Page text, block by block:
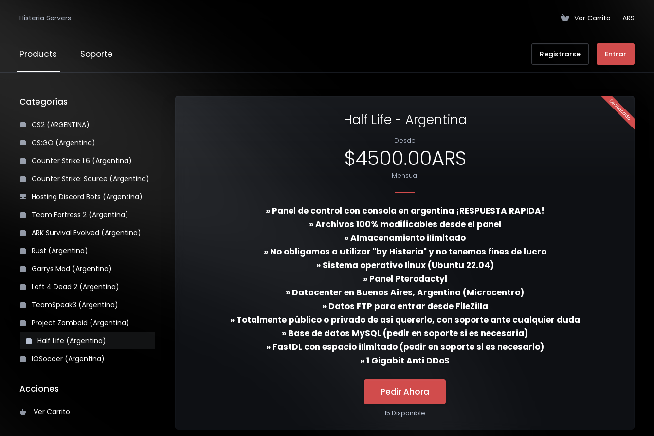
Histeria Servers Ver Carrito ARS
Products Soporte Registrarse Entrar
Categorías
CS2 (ARGENTINA)
CS:GO (Argentina)
Counter Strike 1.6 (Argentina)
Counter Strike: Source (Argentina)
Hosting Discord Bots (Argentina)
Team Fortress 2 (Argentina)
ARK Survival Evolved (Argentina)
Rust (Argentina)
Garrys Mod (Argentina)
Left 4 Dead 2 (Argentina)
TeamSpeak3 (Argentina)
Project Zomboid (Argentina)
Half Life (Argentina)
IOSoccer (Argentina)
Acciones
Ver Carrito
Destacado
Half Life - Argentina
Desde
$4500.00ARS
Mensual
» Panel de control con consola en argentina ¡RESPUESTA RAPIDA!
» Archivos 100% modificables desde el panel
» Almacenamiento ilimitado
» No obligamos a utilizar "by Histeria" y no tenemos fines de lucro
» Sistema operativo linux (Ubuntu 22.04)
» Panel Pterodactyl
» Datacenter en Buenos Aires, Argentina (Microcentro)
» Datos FTP para entrar desde FileZilla
» Totalmente público o privado de asi quererlo, con soporte ante cualquier duda
» Base de datos MySQL (pedir en soporte si es necesaria)
» FastDL con espacio ilimitado (pedir en soporte si es necesario)
» 1 Gigabit Anti DDoS
Pedir Ahora
15 Disponible